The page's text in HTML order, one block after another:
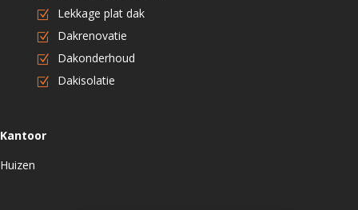
Lekkage plat dak
Dakrenovatie
Dakonderhoud
Dakisolatie
Kantoor
Huizen